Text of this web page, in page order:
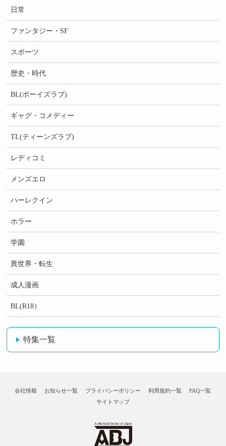
日常
ファンタジー・SF
スポーツ
歴史・時代
BL(ボーイズラブ)
ギャグ・コメディー
TL(ティーンズラブ)
レディコミ
メンズエロ
ハーレクイン
ホラー
学園
異世界・転生
成人漫画
BL(R18）
特集一覧
会社情報 お知らせ一覧 プライバシーポリシー 利用規約一覧
FAQ一覧
サイトマップ